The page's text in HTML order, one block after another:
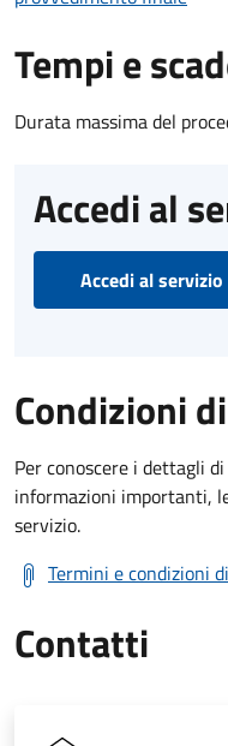
Tempi e
Durata massima del
Accedi al
Accedi al servizio
Condizioni
Per conoscere i dettagli
informazioni importanti,
servizio.
Termini e condizioni
Contatti